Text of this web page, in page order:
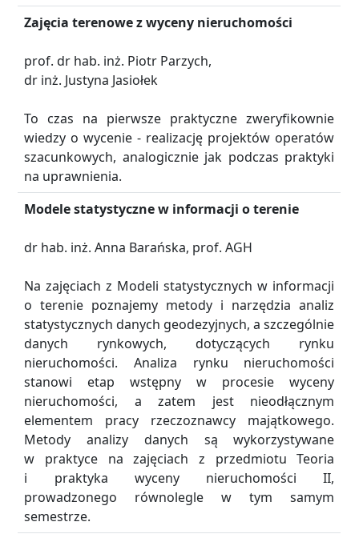
Zajęcia terenowe z wyceny nieruchomości
prof. dr hab. inż. Piotr Parzych,
dr inż. Justyna Jasiołek
To czas na pierwsze praktyczne zweryfikownie
wiedzy o wycenie - realizację projektów operatów
szacunkowych, analogicznie jak podczas praktyki
na uprawnienia.
Modele statystyczne w informacji o terenie
dr hab. inż. Anna Barańska, prof. AGH
Na zajęciach z Modeli statystycznych w informacji
o terenie poznajemy metody i narzędzia analiz
statystycznych danych geodezyjnych, a szczególnie
danych rynkowych, dotyczących rynku
nieruchomości. Analiza rynku nieruchomości
stanowi etap wstępny w procesie wyceny
nieruchomości, a zatem jest nieodłącznym
elementem pracy rzeczoznawcy majątkowego.
Metody analizy danych są wykorzystywane
w praktyce na zajęciach z przedmiotu Teoria
i praktyka wyceny nieruchomości II,
prowadzonego równolegle w tym samym
semestrze.